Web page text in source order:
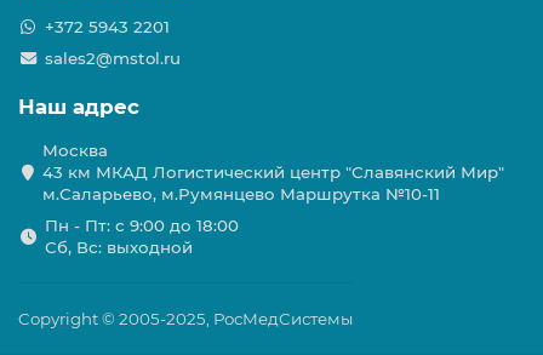
+372 5943 2201
sales2@mstol.ru
Наш адрес
Москва
43 км МКАД Логистичеcкий центр "Славянский Мир"
м.Саларьево, м.Румянцево Маршрутка №10-11
Пн - Пт: с 9:00 до 18:00
Сб, Вс: выходной
Copyright © 2005-2025, РосМедСистемы